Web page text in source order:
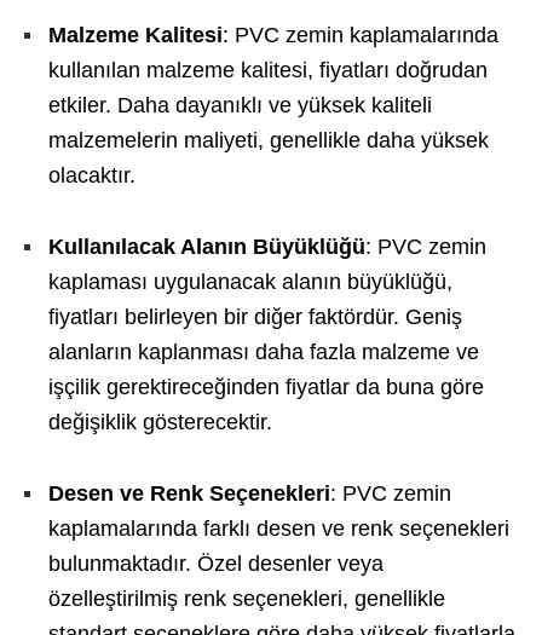
Malzeme Kalitesi: PVC zemin kaplamalarında
kullanılan malzeme kalitesi, fiyatları doğrudan
etkiler. Daha dayanıklı ve yüksek kaliteli
malzemelerin maliyeti, genellikle daha yüksek
olacaktır.
Kullanılacak Alanın Büyüklüğü: PVC zemin
kaplaması uygulanacak alanın büyüklüğü,
fiyatları belirleyen bir diğer faktördür. Geniş
alanların kaplanması daha fazla malzeme ve
işçilik gerektireceğinden fiyatlar da buna göre
değişiklik gösterecektir.
Desen ve Renk Seçenekleri: PVC zemin
kaplamalarında farklı desen ve renk seçenekleri
bulunmaktadır. Özel desenler veya
özelleştirilmiş renk seçenekleri, genellikle